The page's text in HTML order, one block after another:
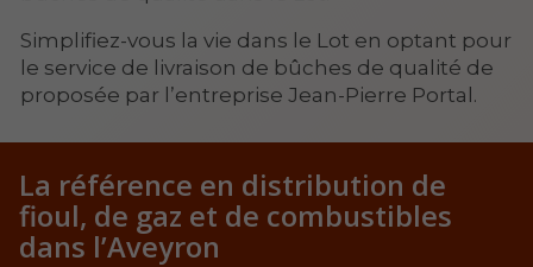
Simplifiez-vous la vie dans le Lot en optant pour
le service de livraison de bûches de qualité de
proposée par l’entreprise Jean-Pierre Portal.
La référence en distribution de
fioul, de gaz et de combustibles
dans l’Aveyron